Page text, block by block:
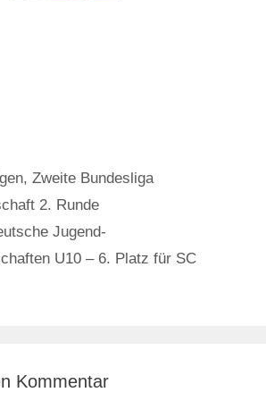
,Zweite Bundesliga
2. Runde
Jugend-
U10 – 6. Platz für SC
Kommentar